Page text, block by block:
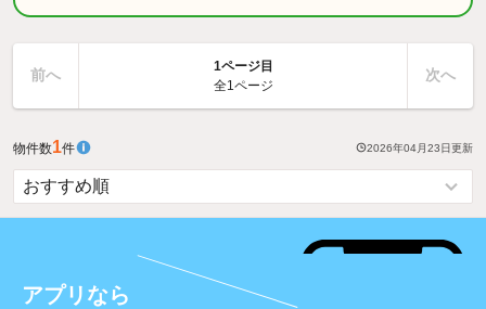
前へ
1ページ目
全1ページ
次へ
物件数1件 2026年04月23日更新
アプリなら